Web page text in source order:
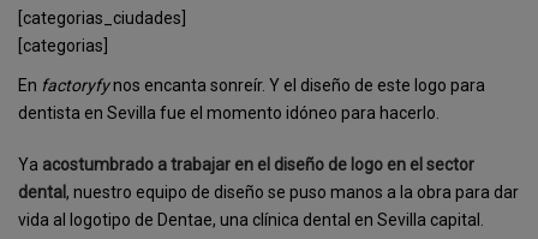
[categorias_ciudades]
[categorias]
En factoryfynos encanta sonreír. Y el diseño de este logo para
dentista en Sevilla fue el momento idóneo para hacerlo.
Ya acostumbrado a trabajar en el diseño de logo en el sector
dental, nuestro equipo de diseño se puso manos a la obra para dar
vida al logotipo de Dentae, una clínica dental en Sevilla capital.